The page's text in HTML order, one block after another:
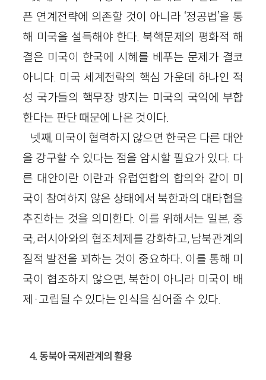
픈 연계전략에 의존할 것이 아니라 ‘정공법’을 통
해 미국을 설득해야 한다. 북핵문제의 평화적 해
결은 미국이 한국에 시혜를 베푸는 문제가 결코
아니다. 미국 세계전략의 핵심 가운데 하나인 적
성 국가들의 핵무장 방지는 미국의 국익에 부합
한다는 판단 때문에 나온 것이다.
넷째, 미국이 협력하지 않으면 한국은 다른 대안
을 강구할 수 있다는 점을 암시할 필요가 있다. 다
른 대안이란 이란과 유럽연합의 합의와 같이 미
국이 참여하지 않은 상태에서 북한과의 대타협을
추진하는 것을 의미한다. 이를 위해서는 일본, 중
국, 러시아와의 협조체제를 강화하고, 남북관계의
질적 발전을 꾀하는 것이 중요하다. 이를 통해 미
국이 협조하지 않으면, 북한이 아니라 미국이 배
제·고립될 수 있다는 인식을 심어줄 수 있다.
4. 동북아 국제관계의 활용